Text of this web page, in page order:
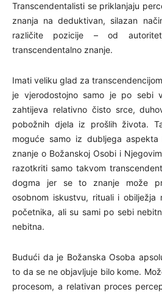
Transcendentalisti se priklanjaju
znanja na deduktivan, silazan
različite pozicije – od
transcendentalno znanje.
Imati veliku glad za
je vjerodostojno samo je po sebi
zahtijeva relativno čisto srce,
pobožnih djela iz prošlih života.
moguće samo iz dubljega
znanje o Božanskoj Osobi i
razotkriti samo takvom
dogma jer se to znanje može
osobnom iskustvu, rituali i
početnika, ali su sami po sebi
nebitna.
Budući da je Božanska Osoba
to da se ne objavljuje bilo kome.
procesom, a relativan proces